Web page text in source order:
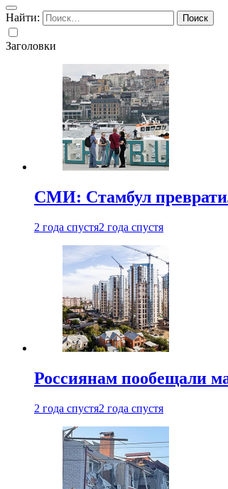
Найти:
Заголовки
СМИ: Стамбул
2 года спустя2 года спустя
Россиянам пообещали
2 года спустя2 года спустя